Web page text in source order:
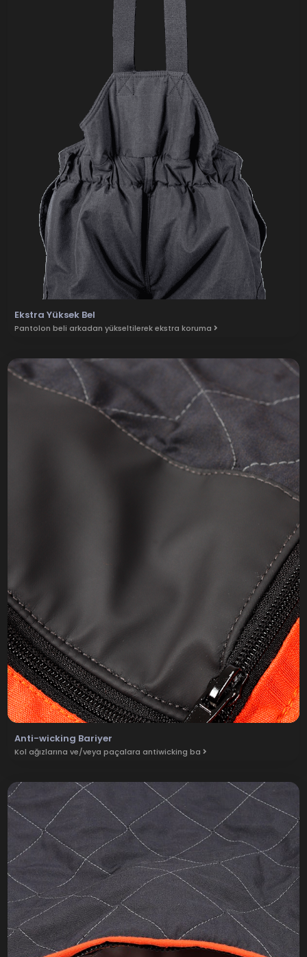
Ekstra Yüksek Bel
Pantolon beli arkadan yükseltilerek ekstra koruma
Anti-wicking Bariyer
Kol ağızlarına ve/veya paçalara antiwicking ba